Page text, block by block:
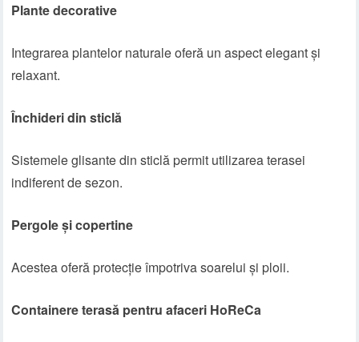
Plante decorative
Integrarea plantelor naturale oferă un aspect elegant și
relaxant.
Închideri din sticlă
Sistemele glisante din sticlă permit utilizarea terasei
indiferent de sezon.
Pergole și copertine
Acestea oferă protecție împotriva soarelui și ploii.
Containere terasă pentru afaceri HoReCa